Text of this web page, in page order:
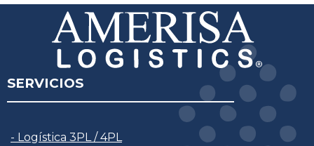
SERVICIOS
- Logística 3PL / 4PL